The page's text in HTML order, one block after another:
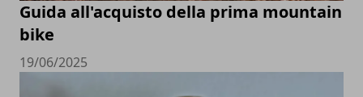
Guida all'acquisto della prima mountain
bike
19/06/2025